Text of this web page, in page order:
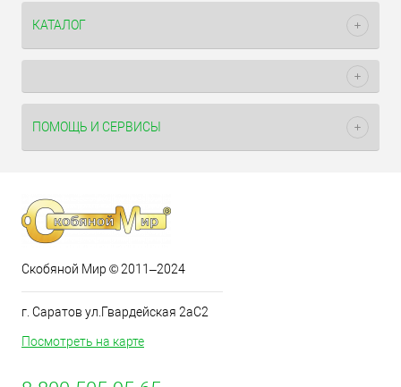
КАТАЛОГ
ПОМОЩЬ И СЕРВИСЫ
Скобяной Мир © 2011–2024
г. Саратов ул.Гвардейская 2аС2
Посмотреть на карте